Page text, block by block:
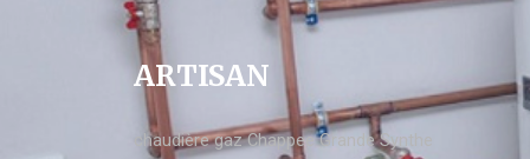
ARTISAN
chaudière gaz Chappee Grande Synthe